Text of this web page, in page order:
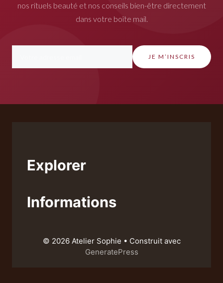
nos rituels beauté et nos conseils bien-être directement
dans votre boîte mail.
JE M’INSCRIS
Explorer
Informations
© 2026 Atelier Sophie • Construit avec
GeneratePress